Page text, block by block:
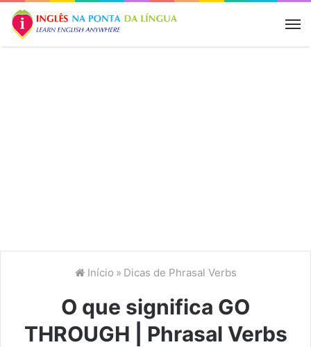
Início » Dicas de Phrasal Verbs
O que significa GO
THROUGH | Phrasal Verbs